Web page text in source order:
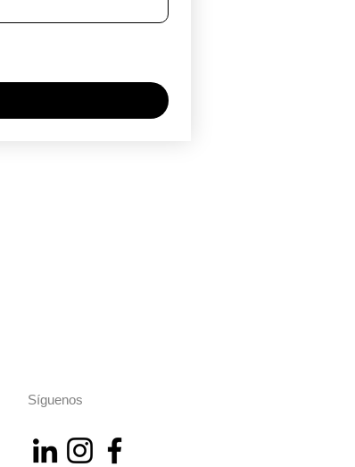
Síguenos